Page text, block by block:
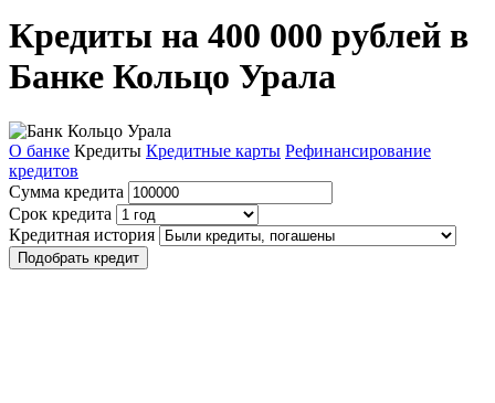
Кредиты на 400 000 рублей в
Банке Кольцо Урала
О банке Кредиты Кредитные карты Рефинансирование
кредитов
Сумма кредита
Срок кредита
Кредитная история
Подобрать кредит